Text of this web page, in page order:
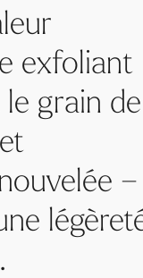
exfoliant
grain de
–